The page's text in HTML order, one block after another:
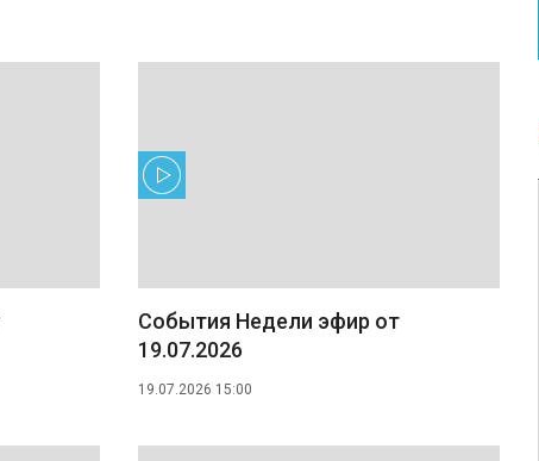
События Недели эфир от
19.07.2026
19.07.2026 15:00